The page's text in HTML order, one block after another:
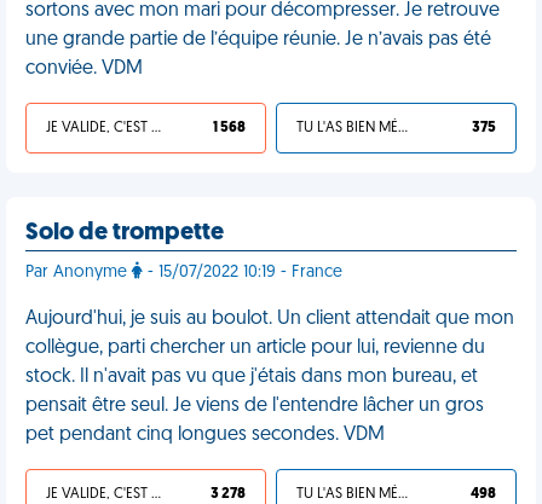
sortons avec mon mari pour décompresser. Je retrouve
une grande partie de l’équipe réunie. Je n’avais pas été
conviée. VDM
JE VALIDE, C'EST UNE VDM 1 568 TU L'AS BIEN MÉRITÉ 375
Solo de trompette
Par Anonyme - 15/07/2022 10:19 - France
Aujourd'hui, je suis au boulot. Un client attendait que mon
collègue, parti chercher un article pour lui, revienne du
stock. Il n'avait pas vu que j'étais dans mon bureau, et
pensait être seul. Je viens de l'entendre lâcher un gros
pet pendant cinq longues secondes. VDM
JE VALIDE, C'EST UNE VDM 3 278 TU L'AS BIEN MÉRITÉ 498